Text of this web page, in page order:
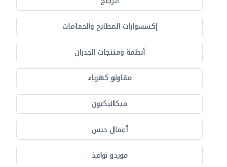
إكسسوارات المطابخ والحمامات
أنظمة ومنتجات الجدران
مقاولو كهرباء
ميكانيكيون
أعمال جبس
موردو نوافذ